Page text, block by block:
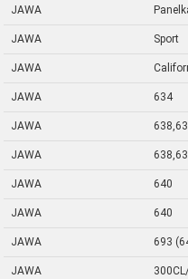
JAWA
JAWA Sport
JAWA
JAWA 634
JAWA
JAWA
JAWA 640
JAWA 640
JAWA 693
JAWA